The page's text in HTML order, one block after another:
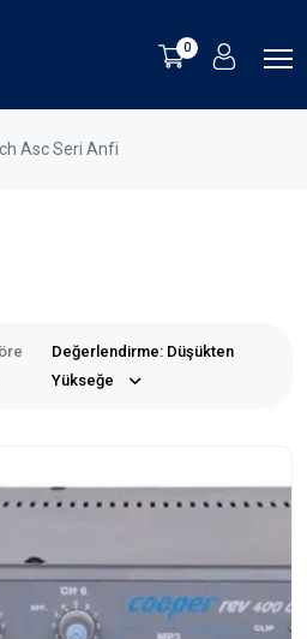
0
Asc Seri Anfi
Değerlendirme: Düşükten
Yükseğe